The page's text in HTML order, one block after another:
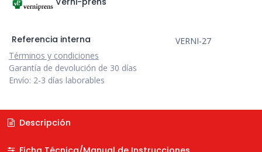
Referencia interna
VERNI-27
Términos y condiciones
Garantía de devolución de 30 días
Envío: 2-3 días laborables
Descripción